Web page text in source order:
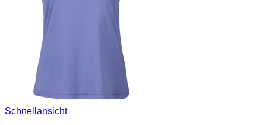
Schnellansicht